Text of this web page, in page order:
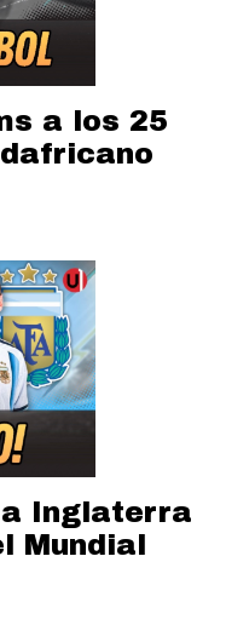
a los 25
Inglaterra
Mundial